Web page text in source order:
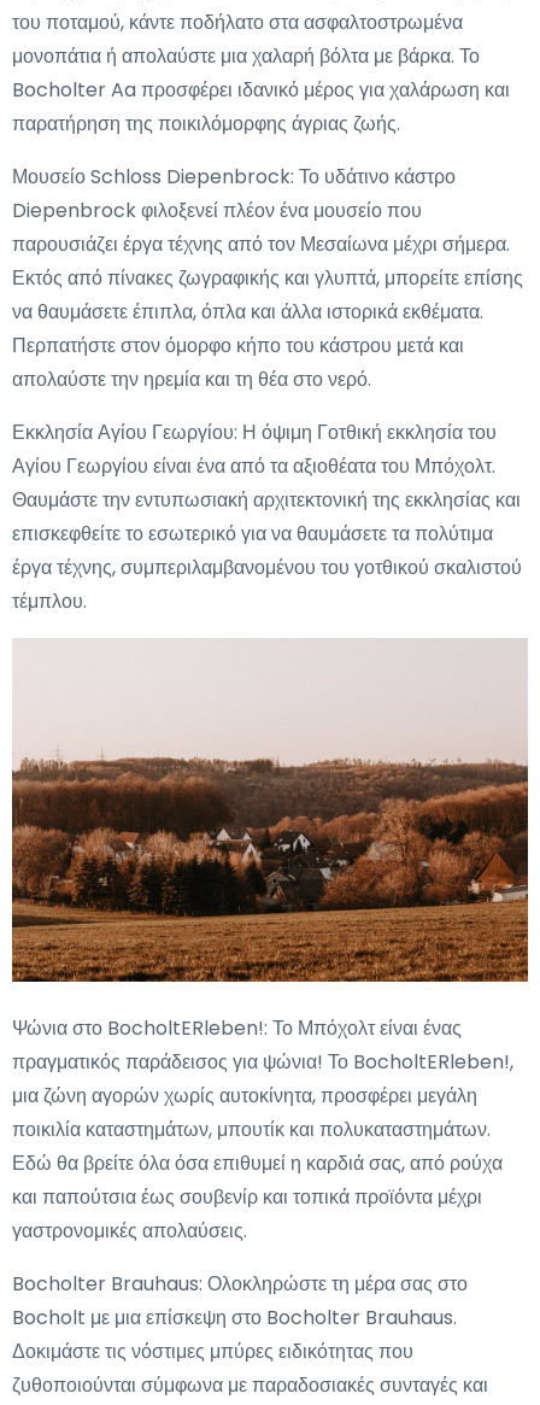
του ποταμού, κάντε ποδήλατο στα ασφαλτοστρωμένα
μονοπάτια ή απολαύστε μια χαλαρή βόλτα με βάρκα. Το
Bocholter Aa προσφέρει ιδανικό μέρος για χαλάρωση και
παρατήρηση της ποικιλόμορφης άγριας ζωής.
Μουσείο Schloss Diepenbrock: Το υδάτινο κάστρο
Diepenbrock φιλοξενεί πλέον ένα μουσείο που
παρουσιάζει έργα τέχνης από τον Μεσαίωνα μέχρι σήμερα.
Εκτός από πίνακες ζωγραφικής και γλυπτά, μπορείτε επίσης
να θαυμάσετε έπιπλα, όπλα και άλλα ιστορικά εκθέματα.
Περπατήστε στον όμορφο κήπο του κάστρου μετά και
απολαύστε την ηρεμία και τη θέα στο νερό.
Εκκλησία Αγίου Γεωργίου: Η όψιμη Γοτθική εκκλησία του
Αγίου Γεωργίου είναι ένα από τα αξιοθέατα του Μπόχολτ.
Θαυμάστε την εντυπωσιακή αρχιτεκτονική της εκκλησίας και
επισκεφθείτε το εσωτερικό για να θαυμάσετε τα πολύτιμα
έργα τέχνης, συμπεριλαμβανομένου του γοτθικού σκαλιστού
τέμπλου.
Ψώνια στο BocholtERleben!: Το Μπόχολτ είναι ένας
πραγματικός παράδεισος για ψώνια! Το BocholtERleben!,
μια ζώνη αγορών χωρίς αυτοκίνητα, προσφέρει μεγάλη
ποικιλία καταστημάτων, μπουτίκ και πολυκαταστημάτων.
Εδώ θα βρείτε όλα όσα επιθυμεί η καρδιά σας, από ρούχα
και παπούτσια έως σουβενίρ και τοπικά προϊόντα μέχρι
γαστρονομικές απολαύσεις.
Bocholter Brauhaus: Ολοκληρώστε τη μέρα σας στο
Bocholt με μια επίσκεψη στο Bocholter Brauhaus.
Δοκιμάστε τις νόστιμες μπύρες ειδικότητας που
ζυθοποιούνται σύμφωνα με παραδοσιακές συνταγές και